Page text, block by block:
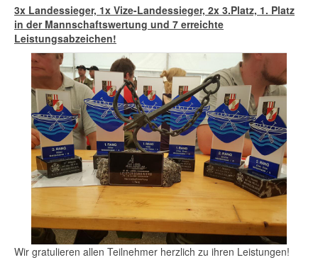
3x Landessieger, 1x Vize-Landessieger, 2x 3.Platz, 1. Platz
in der Mannschaftswertung und 7 erreichte
Leistungsabzeichen!
Wir gratulieren allen Teilnehmer herzlich zu ihren Leistungen!